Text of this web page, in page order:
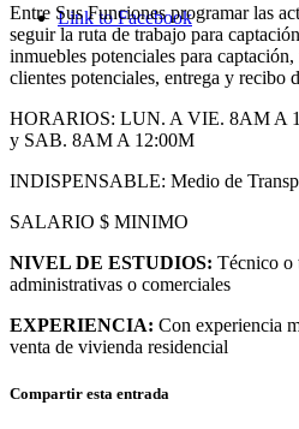
Link to Facebook
Entre Sus Funciones programar las
seguir la ruta de trabajo para
inmuebles potenciales para
clientes potenciales, entrega y recibo
HORARIOS: LUN. A VIE. 8AM A
y SAB. 8AM A 12:00M
INDISPENSABLE: Medio de
SALARIO $ MINIMO
NIVEL DE ESTUDIOS: Técnico o
administrativas o comerciales
EXPERIENCIA: Con experiencia
venta de vivienda residencial
Compartir esta entrada